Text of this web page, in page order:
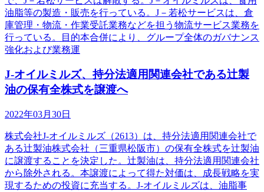
油脂等の製造・販売を行っている。J－若松サービスは、倉
庫管理・物流・作業受託業務などを担う物流サービス業務を
行っている。目的本合併により、グループ全体のガバナンス
強化および業務運
J-オイルミルズ、持分法適用関連会社である辻製
油の保有全株式を譲渡へ
2022年03月30日
株式会社J-オイルミルズ（2613）は、持分法適用関連会社で
ある辻製油株式会社（三重県松阪市）の保有全株式を辻製油
に譲渡することを決定した。辻製油は、持分法適用関連会社
から除外される。本譲渡によって得た対価は、成長戦略を実
現するための投資に充当する。J-オイルミルズは、油脂事